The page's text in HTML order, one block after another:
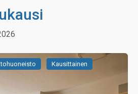
Kausittainen